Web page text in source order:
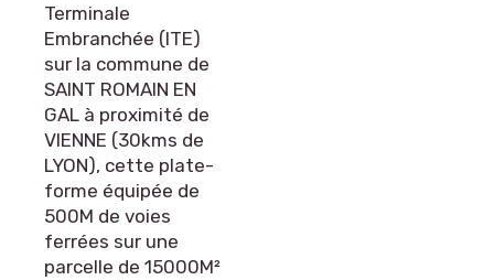
Terminale
Embranchée (ITE)
sur la commune de
SAINT ROMAIN EN
GAL à proximité de
VIENNE (30kms de
LYON), cette plate-
forme équipée de
500M de voies
ferrées sur une
parcelle de 15000M²